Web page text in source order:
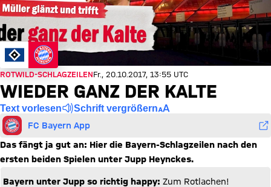
ROTWILD-SCHLAGZEILENFr., 20.10.2017, 13:55 UTC
WIEDER GANZ DER KALTE
Text vorlesen Schrift vergrößern
FC Bayern App
Das fängt ja gut an: Hier die Bayern-Schlagzeilen nach den
ersten beiden Spielen unter Jupp Heynckes.​
Bayern unter Jupp so richtig happy: Zum Rotlachen!